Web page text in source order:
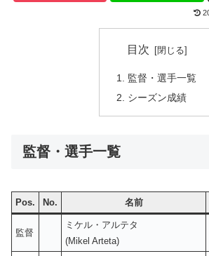
目次
監督・選手一覧
シーズン成績
監督・選手一覧
Pos. No. 名前
監督
ミケル・アルテタ
(Mikel Arteta)